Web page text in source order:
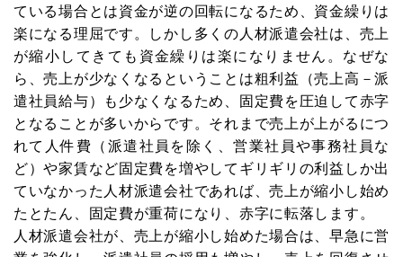
ている場合とは資金が逆の回転になるため、資金繰りは
楽になる理屈です。しかし多くの人材派遣会社は、売上
が縮小してきても資金繰りは楽になりません。なぜな
ら、売上が少なくなるということは粗利益（売上高－派
遣社員給与）も少なくなるため、固定費を圧迫して赤字
となることが多いからです。それまで売上が上がるにつ
れて人件費（派遣社員を除く、営業社員や事務社員な
ど）や家賃など固定費を増やしてギリギリの利益しか出
ていなかった人材派遣会社であれば、売上が縮小し始め
たとたん、固定費が重荷になり、赤字に転落します。
人材派遣会社が、売上が縮小し始めた場合は、早急に営